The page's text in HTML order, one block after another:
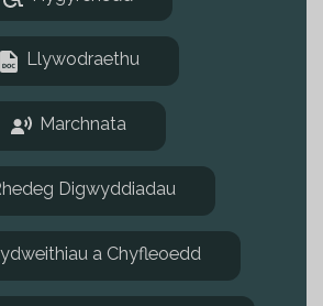
Llywodraethu
Marchnata
Digwyddiadau
a Chyfleoedd